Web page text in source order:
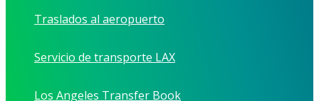
Traslados al aeropuerto
Servicio de transporte LAX
Los Angeles Transfer Book